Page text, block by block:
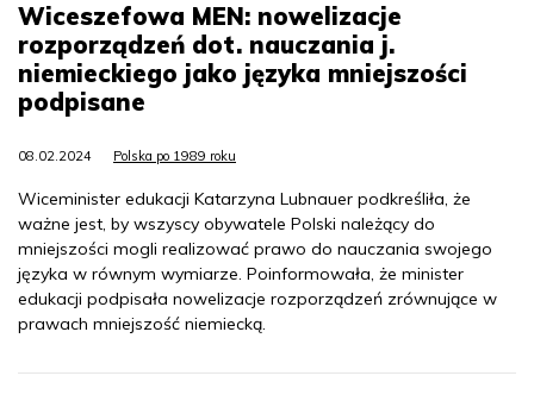
Wiceszefowa MEN: nowelizacje
rozporządzeń dot. nauczania j.
niemieckiego jako języka mniejszości
podpisane
08.02.2024 Polska po 1989 roku
Wiceminister edukacji Katarzyna Lubnauer podkreśliła, że
ważne jest, by wszyscy obywatele Polski należący do
mniejszości mogli realizować prawo do nauczania swojego
języka w równym wymiarze. Poinformowała, że minister
edukacji podpisała nowelizacje rozporządzeń zrównujące w
prawach mniejszość niemiecką.